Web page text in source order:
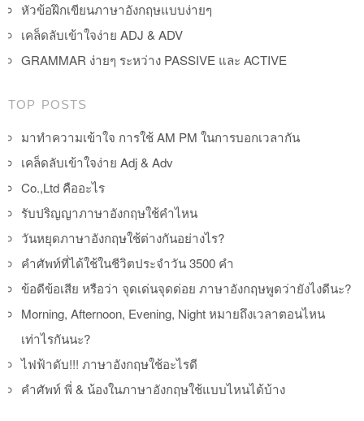
หัวข้อฝึกเขียนภาษาอังกฤษแบบง่ายๆ
เคล็ดลับเข้าใจง่าย ADJ & ADV
GRAMMAR ง่ายๆ ระหว่าง PASSIVE และ ACTIVE
TOP POSTS
มาทำความเข้าใจ การใช้ AM PM ในการบอกเวลากัน
เคล็ดลับเข้าใจง่าย Adj & Adv
Co.,Ltd คืออะไร
รับปริญญาภาษาอังกฤษใช้คำไหน
วันหยุดภาษาอังกฤษใช้ต่างกันอย่างไร?
คำศัพท์ที่ได้ใช้ในชีวิตประจำวัน 3500 คำ
ข้อดีข้อเสีย หรือว่า จุดเด่นจุดด่อย ภาษาอังกฤษพูดว่ายังไงดีนะ?
Morning, Afternoon, Evening, Night หมายถึงเวลาตอนไหน
เท่าไรกันนะ?
ไฟฟ้าดับ!!! ภาษาอังกฤษใช้อะไรดี
คำศัพท์ พี่ & น้องในภาษาอังกฤษใช้แบบไหนได้บ้าง